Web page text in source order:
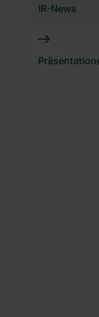
IR-News